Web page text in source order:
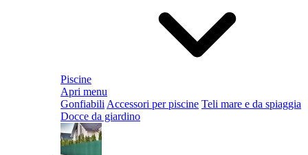
Piscine
Apri menu
Gonfiabili Accessori per piscine Teli mare e da spiaggia
Docce da giardino